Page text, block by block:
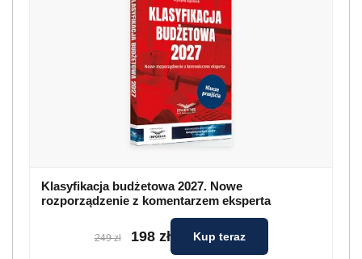
Klasyfikacja budżetowa 2027. Nowe
rozporządzenie z komentarzem eksperta
249 zł 198 zł Kup teraz